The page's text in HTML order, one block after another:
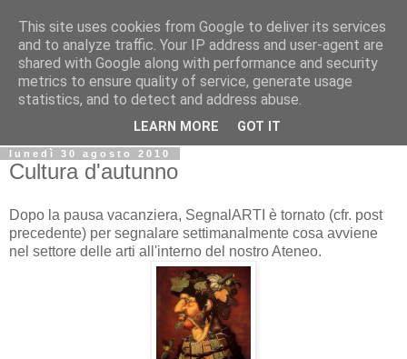
Biblio@rti in
Il Blog della Biblioteca di Area delle arti per condividere
informazioni iniziative incontri
lunedì 30 agosto 2010
Cultura d'autunno
Dopo la pausa vacanziera, SegnalARTI è tornato (cfr. post
precedente) per segnalare settimanalmente cosa avviene
nel settore delle arti all'interno del nostro Ateneo.
This site uses cookies from Google to deliver its services
and to analyze traffic. Your IP address and user-agent are
shared with Google along with performance and security
metrics to ensure quality of service, generate usage
statistics, and to detect and address abuse.
LEARN MORE GOT IT